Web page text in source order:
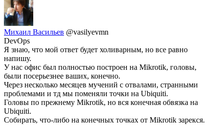
Михаил Васильев @vasilyevmn
DevOps
Я знаю, что мой ответ будет холиварным, но все равно
напишу.
У нас офис был полностью построен на Mikrotik, головы,
были посерьезнее ваших, конечно.
Через несколько месяцев мучений с отвалами, странными
проблемами и тд мы поменяли точки на Ubiquiti.
Головы по прежнему Mikrotik, но вся конечная обвязка на
Ubiquiti.
Собирать, что-либо на конечных точках от Mikrotik зарекся.